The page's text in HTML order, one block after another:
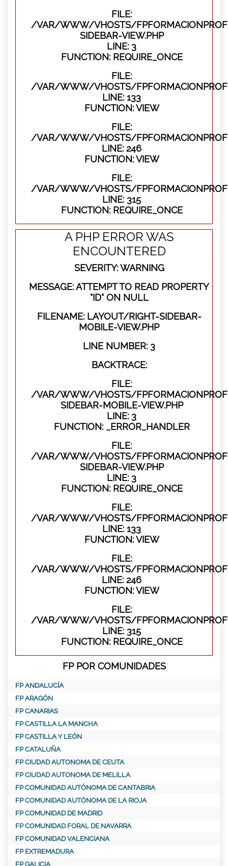
FILE:
/VAR/WWW/VHOSTS/
SIDEBAR-VIEW.PHP
LINE: 3
FUNCTION: REQUIRE_ONCE
FILE:
/VAR/WWW/VHOSTS/
LINE: 133
FUNCTION: VIEW
FILE:
/VAR/WWW/VHOSTS/
LINE: 246
FUNCTION: VIEW
FILE:
/VAR/WWW/VHOSTS/
LINE: 315
FUNCTION: REQUIRE_ONCE
A PHP ERROR WAS
ENCOUNTERED
SEVERITY: WARNING
MESSAGE: ATTEMPT TO READ PROPERTY
"ID" ON NULL
FILENAME: LAYOUT/RIGHT-SIDEBAR-
MOBILE-VIEW.PHP
LINE NUMBER: 3
BACKTRACE:
FILE:
/VAR/WWW/VHOSTS/
SIDEBAR-MOBILE-VIEW.PHP
LINE: 3
FUNCTION: _ERROR_HANDLER
FILE:
/VAR/WWW/VHOSTS/
SIDEBAR-VIEW.PHP
LINE: 3
FUNCTION: REQUIRE_ONCE
FILE:
/VAR/WWW/VHOSTS/
LINE: 133
FUNCTION: VIEW
FILE:
/VAR/WWW/VHOSTS/
LINE: 246
FUNCTION: VIEW
FILE:
/VAR/WWW/VHOSTS/
LINE: 315
FUNCTION: REQUIRE_ONCE
FP POR COMUNIDADES
FP ANDALUCÍA
FP ARAGÓN
FP CANARIAS
FP CASTILLA LA MANCHA
FP CASTILLA Y LEÓN
FP CATALUÑA
FP CIUDAD AUTONOMA DE CEUTA
FP CIUDAD AUTONOMA DE MELILLA
FP COMUNIDAD AUTÓNOMA DE CANTABRIA
FP COMUNIDAD AUTÓNOMA DE LA RIOJA
FP COMUNIDAD DE MADRID
FP COMUNIDAD FORAL DE NAVARRA
FP COMUNIDAD VALENCIANA
FP EXTREMADURA
FP GALICIA